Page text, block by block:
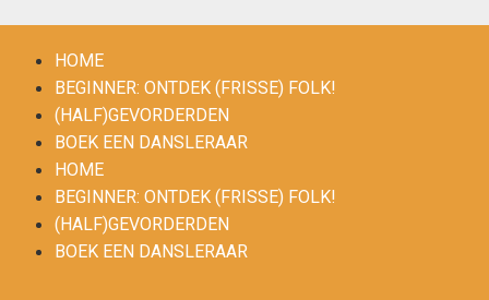
HOME
BEGINNER: ONTDEK (FRISSE) FOLK!
(HALF)GEVORDERDEN
BOEK EEN DANSLERAAR
HOME
BEGINNER: ONTDEK (FRISSE) FOLK!
(HALF)GEVORDERDEN
BOEK EEN DANSLERAAR